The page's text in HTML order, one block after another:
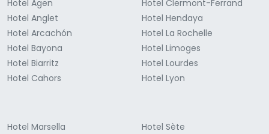
Hotel Agen
Hotel Anglet
Hotel Arcachón
Hotel Bayona
Hotel Biarritz
Hotel Cahors
Hotel Clermont-Ferrand
Hotel Hendaya
Hotel La Rochelle
Hotel Limoges
Hotel Lourdes
Hotel Lyon
Hotel Marsella
Hotel Sète